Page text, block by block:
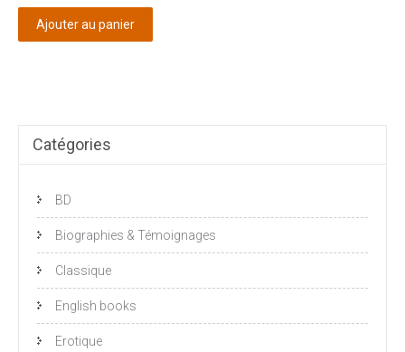
Ajouter au panier
Catégories
BD
Biographies & Témoignages
Classique
English books
Erotique